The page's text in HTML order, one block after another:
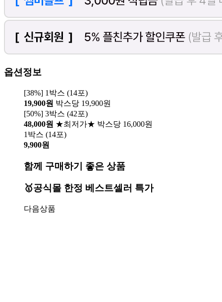
옵션정보
[38%] 1박스 (14포)
19,900원 박스당 19,900원
[50%] 3박스 (42포)
48,000원 ★최저가★ 박스당 16,000원
1박스 (14포)
9,900원
함께 구매하기 좋은 상품
🥇공식몰 한정 베스트셀러 특가
다음상품